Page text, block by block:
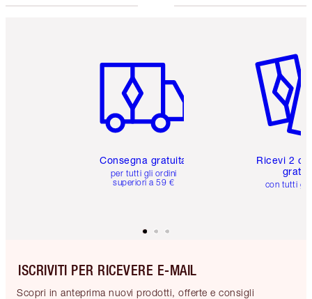
Consegna gratuita
per tutti gli ordini
superiori a 59 €
Ricevi 2
con tutti gli
ISCRIVITI PER RICEVERE E-MAIL
Scopri in anteprima nuovi prodotti, offerte e consigli